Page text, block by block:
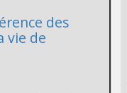
des
vie de